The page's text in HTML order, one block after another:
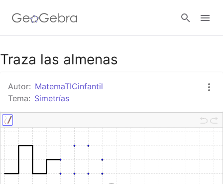
Google Classroom
GeoGebra Classroom
Abrir sesión
Traza las almenas
Autor: MatemaTICinfantil
Tema: Simetrías